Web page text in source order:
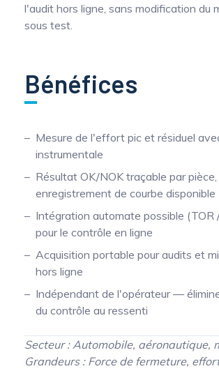
l'audit hors ligne, sans modification du
sous test.
Bénéfices
Mesure de l'effort pic et résiduel
instrumentale
Résultat OK/NOK traçable par pièce,
enregistrement de courbe disponible
Intégration automate possible (TOR
pour le contrôle en ligne
Acquisition portable pour audits et
hors ligne
Indépendant de l'opérateur —
du contrôle au ressenti
Secteur : Automobile, aéronautique,
Grandeurs : Force de fermeture,